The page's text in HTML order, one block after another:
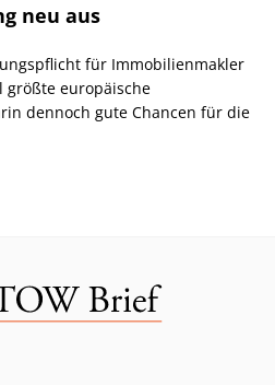
neu aus
für Immobilienmakler
größte europäische
dennoch gute Chancen für die